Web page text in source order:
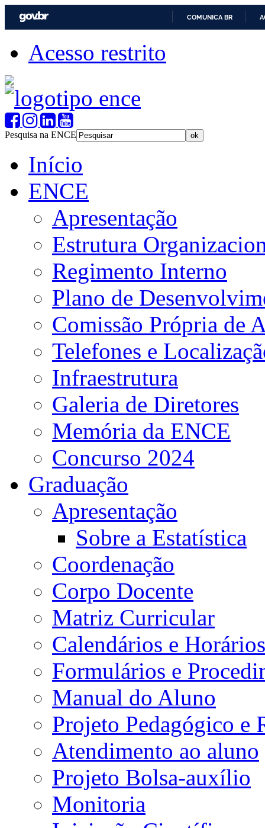
COMUNICA BR
Acesso restrito
Pesquisa na ENCE
Início
ENCE
Apresentação
Estrutura
Regimento Interno
Plano de
Comissão Própria de
Telefones e
Infraestrutura
Galeria de Diretores
Memória da ENCE
Concurso 2024
Graduação
Apresentação
Sobre a Estatística
Coordenação
Corpo Docente
Matriz Curricular
Calendários e Horários
Formulários e
Manual do Aluno
Projeto Pedagógico e
Atendimento ao aluno
Projeto Bolsa-auxílio
Monitoria